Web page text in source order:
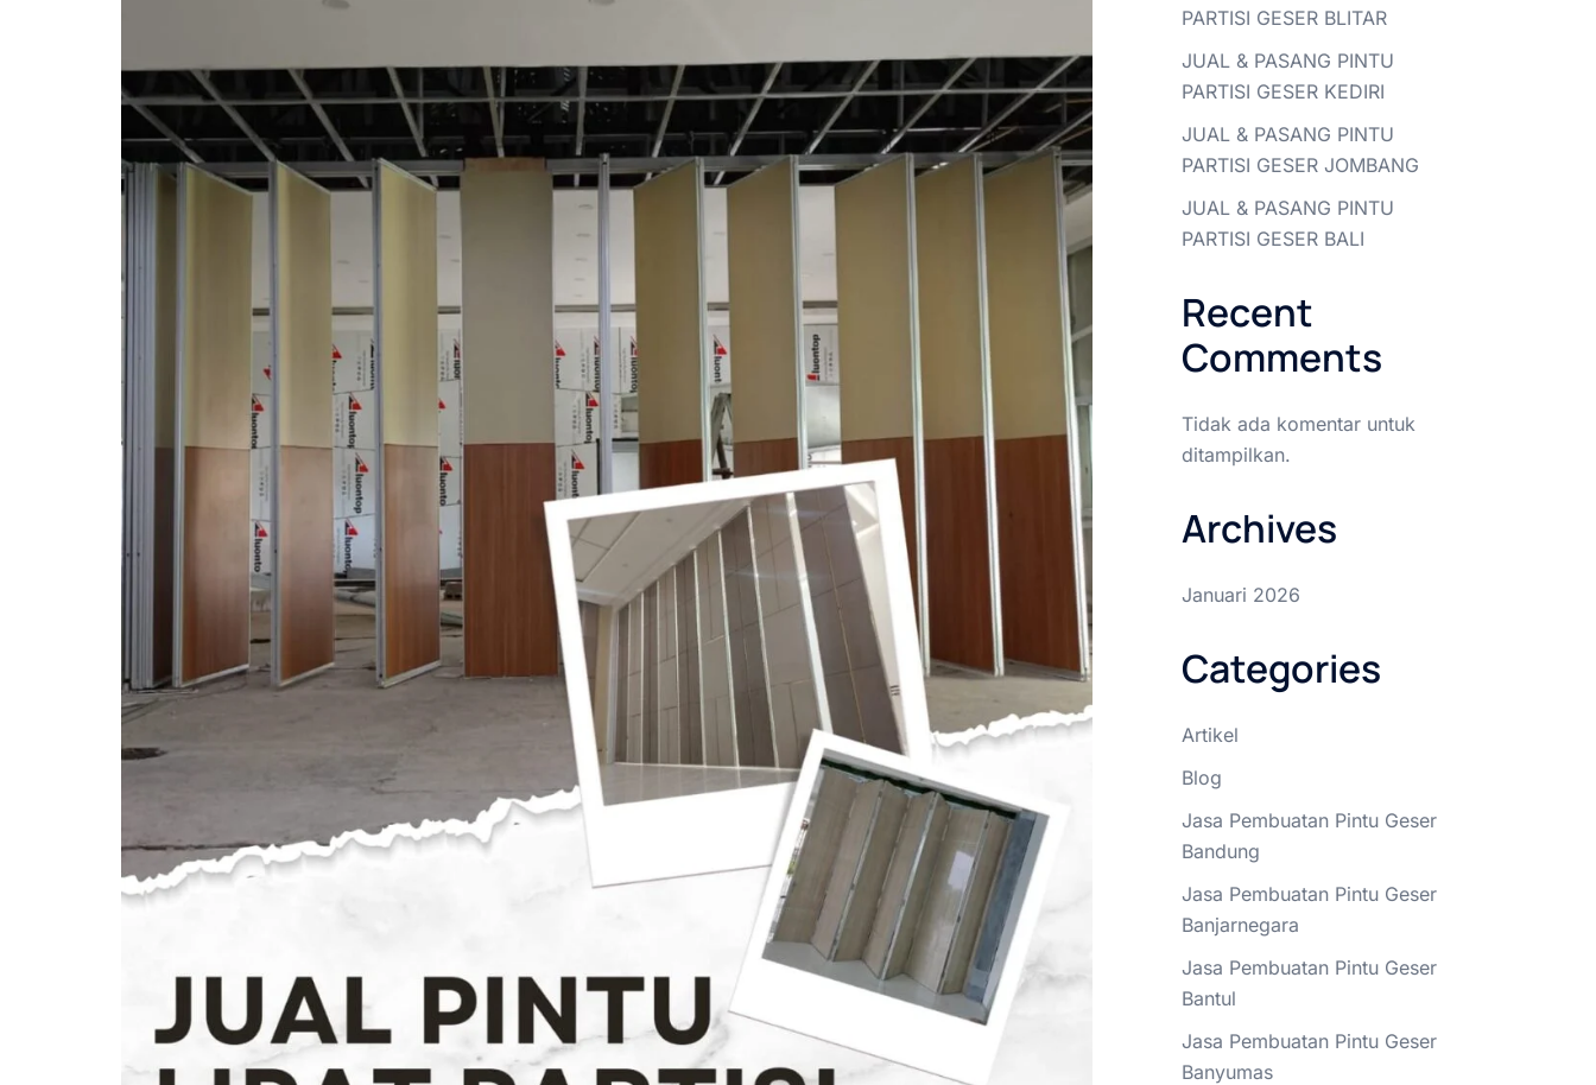
PARTISI GESER BLITAR
JUAL & PASANG PINTU
PARTISI GESER KEDIRI
JUAL & PASANG PINTU
PARTISI GESER JOMBANG
JUAL & PASANG PINTU
PARTISI GESER BALI
Recent
Comments
Tidak ada komentar untuk
ditampilkan.
Archives
Januari 2026
Categories
Artikel
Blog
Jasa Pembuatan Pintu Geser
Bandung
Jasa Pembuatan Pintu Geser
Banjarnegara
Jasa Pembuatan Pintu Geser
Bantul
Jasa Pembuatan Pintu Geser
Banyumas